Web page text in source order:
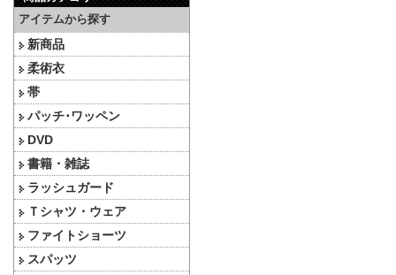
アイテムから探す
新商品
柔術衣
帯
パッチ･ワッペン
DVD
書籍・雑誌
ラッシュガード
Ｔシャツ・ウェア
ファイトショーツ
スパッツ